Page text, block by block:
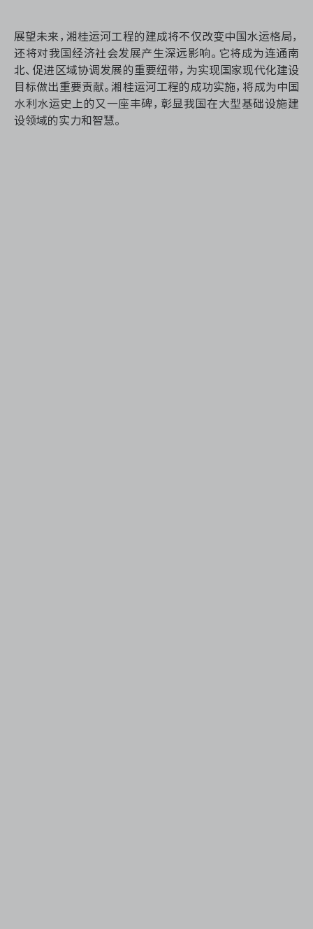
展望未来，湘桂运河工程的建成将不仅改变中国水运格局，
还将对我国经济社会发展产生深远影响。它将成为连通南
北、促进区域协调发展的重要纽带，为实现国家现代化建设
目标做出重要贡献。湘桂运河工程的成功实施，将成为中国
水利水运史上的又一座丰碑，彰显我国在大型基础设施建
设领域的实力和智慧。